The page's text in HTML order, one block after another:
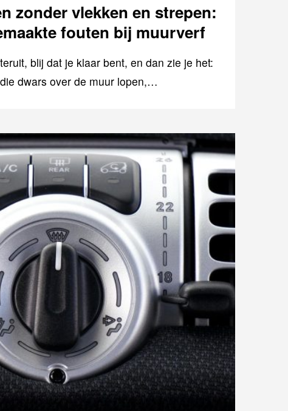
zonder vlekken en strepen:
fouten bij muurverf
blij dat je klaar bent, en dan zie je het:
dwars over de muur lopen,…